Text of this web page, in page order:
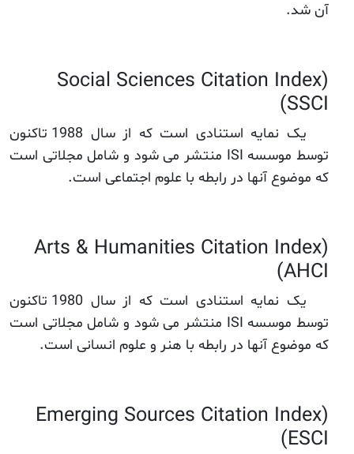
آن شد.
Social Sciences Citation Index)
SSCI)
یک نمایه استنادی است که از سال 1988 تاکنون
توسط موسسه ISI منتشر می شود و شامل مجلاتی است
که موضوع آنها در رابطه با علوم اجتماعی است.
Arts & Humanities Citation Index)
AHCI)
یک نمایه استنادی است که از سال 1980 تاکنون
توسط موسسه ISI منتشر می شود و شامل مجلاتی است
که موضوع آنها در رابطه با هنر و علوم انسانی است.
Emerging Sources Citation Index)
ESCI)